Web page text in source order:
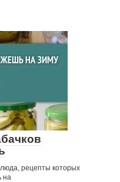
рецепты которых
на